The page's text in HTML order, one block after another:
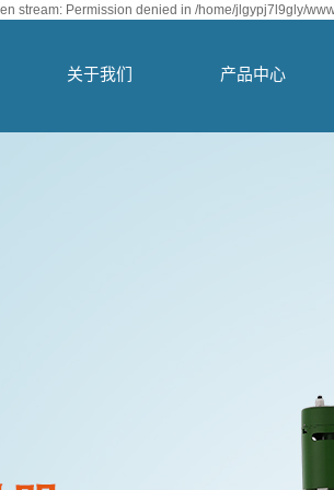
stream: Permission denied in /home/jlgypj7l9gly/
关于我们 产品中心